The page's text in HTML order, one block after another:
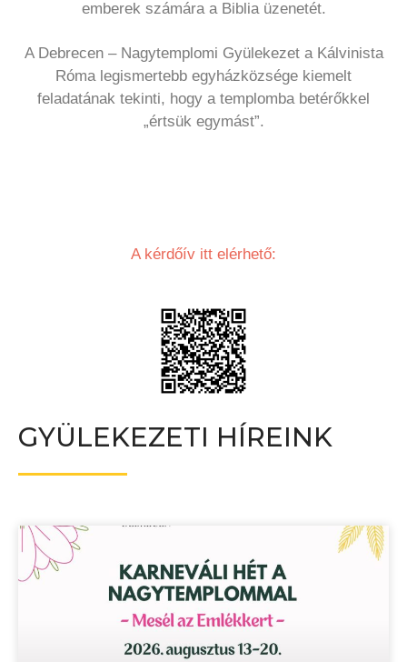
emberek számára a Biblia üzenetét.
A Debrecen – Nagytemplomi Gyülekezet a Kálvinista
Róma legismertebb egyházközsége kiemelt
feladatának tekinti, hogy a templomba betérőkkel
„értsük egymást”.
A kérdőív itt elérhető:
GYÜLEKEZETI HÍREINK